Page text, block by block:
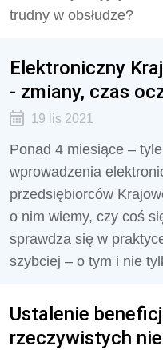
trudny w obsłudze?
Elektroniczny
- zmiany, czas
19 lis 2021
Ponad 4 miesiące – tyle
wprowadzenia
przedsiębiorców
o nim wiemy, czy coś
sprawdza się w
szybciej – o tym i nie
Ustalenie
rzeczywistych